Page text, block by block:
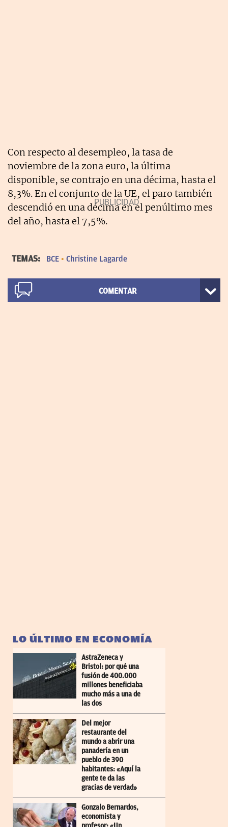
Con respecto al desempleo, la tasa de
noviembre de la zona euro, la última
disponible, se contrajo en una décima, hasta el
8,3%. En el conjunto de la UE, el paro también
descendió en una décima en el penúltimo mes
del año, hasta el 7,5%.
TEMAS: BCE Christine Lagarde
COMENTAR
LO ÚLTIMO EN ECONOMÍA
AstraZeneca y
Bristol: por qué una
fusión de 400.000
millones beneficiaba
mucho más a una de
las dos
Del mejor
restaurante del
mundo a abrir una
panadería en un
pueblo de 390
habitantes: «Aquí la
gente te da las
gracias de verdad»
Gonzalo Bernardos,
economista y